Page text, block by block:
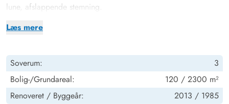
Læs mere
lune, afslappende stemning.
Sommerhuset er indrettet med alt, hvad du behøver for at føle
til det smukke landskab udenfor. Der er en behagelig sofa og
lænestole, hvor du kan slappe af med en god bog eller se en
film på TV'et. Til stuen er også et lille spisebord, hvis nogen
Soverum:
3
Bolig-/Grundareal:
120 / 2300 m²
Renoveret / Byggeår: 2013 / 1985